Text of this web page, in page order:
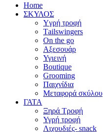
Home
ΣΚΥΛΟΣ
Yγρή τροφή
Τailswingers
On the go
Αξεσουάρ
Υγιεινή
Boutique
Grooming
Παιχνίδια
Μεταφορά σκύλου
ΓΑΤΑ
Ξηρά Τροφή
Υγρή τροφή
Λιχουδιές- snack